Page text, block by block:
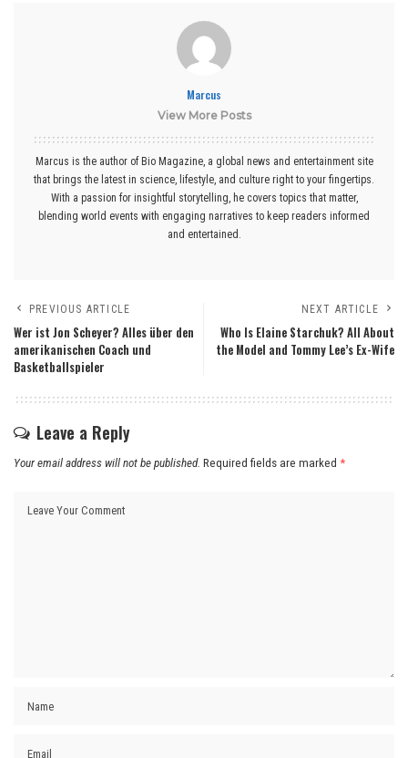
Marcus
View More Posts
Marcus is the author of Bio Magazine, a global news and entertainment site
that brings the latest in science, lifestyle, and culture right to your fingertips.
With a passion for insightful storytelling, he covers topics that matter,
blending world events with engaging narratives to keep readers informed
and entertained.
PREVIOUS ARTICLE
Wer ist Jon Scheyer? Alles über den
amerikanischen Coach und
Basketballspieler
NEXT ARTICLE
Who Is Elaine Starchuk? All About
the Model and Tommy Lee’s Ex-Wife
Leave a Reply
Your email address will not be published. Required fields are marked *